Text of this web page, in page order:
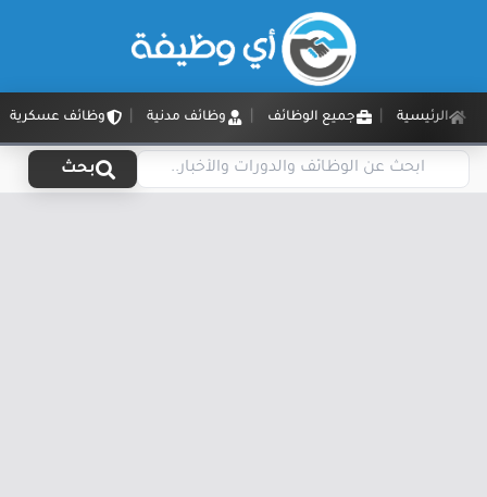
الرئيسية جميع الوظائف وظائف مدنية وظائف عسكرية
بحث